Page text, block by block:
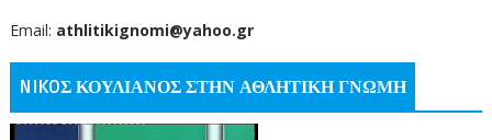
Email: athlitikignomi@yahoo.gr
NIKOΣ ΚΟΥΛΙΑΝΟΣ ΣΤΗΝ ΑΘΛΗΤΙΚΗ ΓΝΩΜΗ